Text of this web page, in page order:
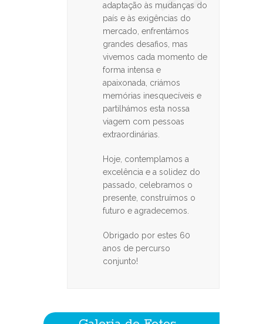
adaptação às mudanças do
país e às exigências do
mercado, enfrentámos
grandes desafios, mas
vivemos cada momento de
forma intensa e
apaixonada, criámos
memórias inesquecíveis e
partilhámos esta nossa
viagem com pessoas
extraordinárias.
Hoje, contemplamos a
excelência e a solidez do
passado, celebramos o
presente, construímos o
futuro e agradecemos.
Obrigado por estes 60
anos de percurso
conjunto!